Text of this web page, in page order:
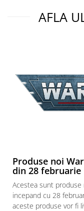
Puzzle 8000 piese
Mandala
Puzzle 24 piese
Puzzle-uri metalice si
Puzzle 275 piese
Puzzle 550 piese
Warhammer
Warhammer 40K
AFLA
Produse noi
din 28 februarie
Acestea sunt produse
incepand cu 28
aceste produse vor fi